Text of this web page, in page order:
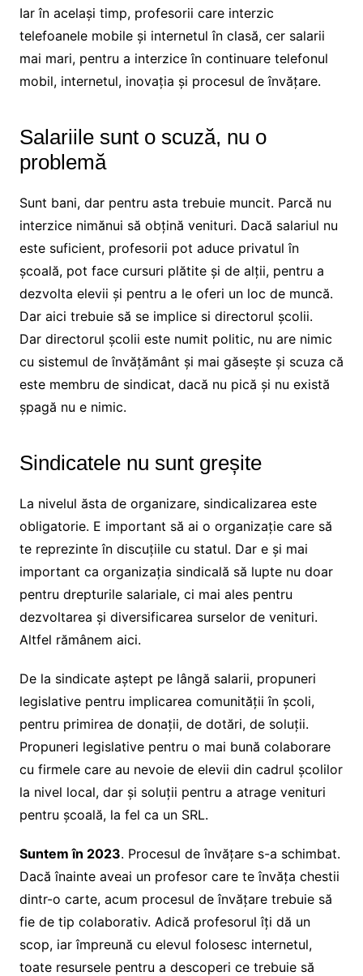
Iar în același timp, profesorii care interzic
telefoanele mobile și internetul în clasă, cer salarii
mai mari, pentru a interzice în continuare telefonul
mobil, internetul, inovația și procesul de învățare.
Salariile sunt o scuză, nu o
problemă
Sunt bani, dar pentru asta trebuie muncit. Parcă nu
interzice nimănui să obțină venituri. Dacă salariul nu
este suficient, profesorii pot aduce privatul în
școală, pot face cursuri plătite și de alții, pentru a
dezvolta elevii și pentru a le oferi un loc de muncă.
Dar aici trebuie să se implice si directorul școlii.
Dar directorul școlii este numit politic, nu are nimic
cu sistemul de învățământ și mai găsește și scuza că
este membru de sindicat, dacă nu pică și nu există
șpagă nu e nimic.
Sindicatele nu sunt greșite
La nivelul ăsta de organizare, sindicalizarea este
obligatorie. E important să ai o organizație care să
te reprezinte în discuțiile cu statul. Dar e și mai
important ca organizația sindicală să lupte nu doar
pentru drepturile salariale, ci mai ales pentru
dezvoltarea și diversificarea surselor de venituri.
Altfel rămânem aici.
De la sindicate aștept pe lângă salarii, propuneri
legislative pentru implicarea comunității în școli,
pentru primirea de donații, de dotări, de soluții.
Propuneri legislative pentru o mai bună colaborare
cu firmele care au nevoie de elevii din cadrul școlilor
la nivel local, dar și soluții pentru a atrage venituri
pentru școală, la fel ca un SRL.
Suntem în 2023. Procesul de învățare s-a schimbat.
Dacă înainte aveai un profesor care te învăța chestii
dintr-o carte, acum procesul de învățare trebuie să
fie de tip colaborativ. Adică profesorul îți dă un
scop, iar împreună cu elevul folosesc internetul,
toate resursele pentru a descoperi ce trebuie să